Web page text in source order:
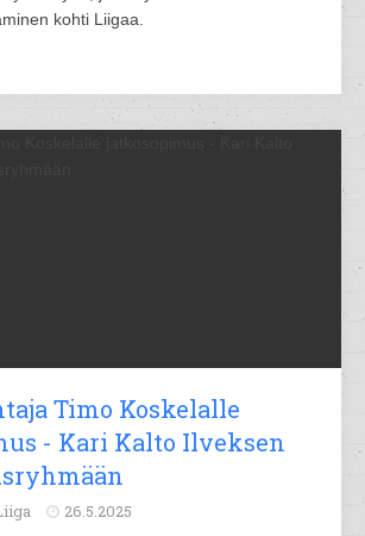
kohti Liigaa.
Timo Koskelalle
- Kari Kalto Ilveksen
26.5.2025